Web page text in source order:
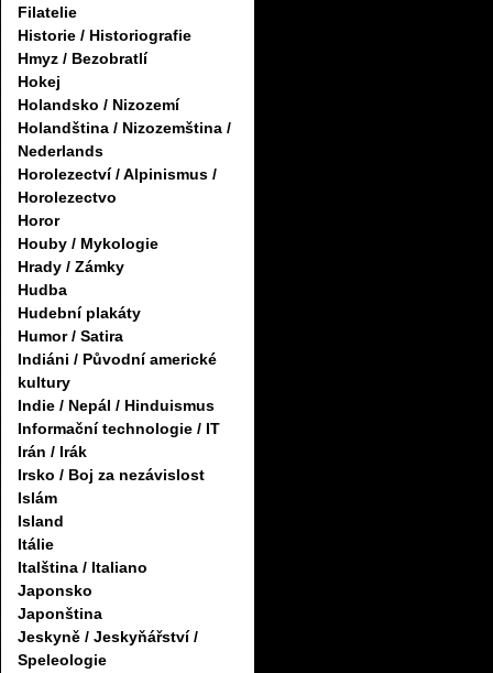
Filatelie
Historie / Historiografie
Hmyz / Bezobratlí
Hokej
Holandsko / Nizozemí
Holandština / Nizozemština /
Nederlands
Horolezectví / Alpinismus /
Horolezectvo
Horor
Houby / Mykologie
Hrady / Zámky
Hudba
Hudební plakáty
Humor / Satira
Indiáni / Původní americké
kultury
Indie / Nepál / Hinduismus
Informační technologie / IT
Irán / Irák
Irsko / Boj za nezávislost
Islám
Island
Itálie
Italština / Italiano
Japonsko
Japonština
Jeskyně / Jeskyňářství /
Speleologie